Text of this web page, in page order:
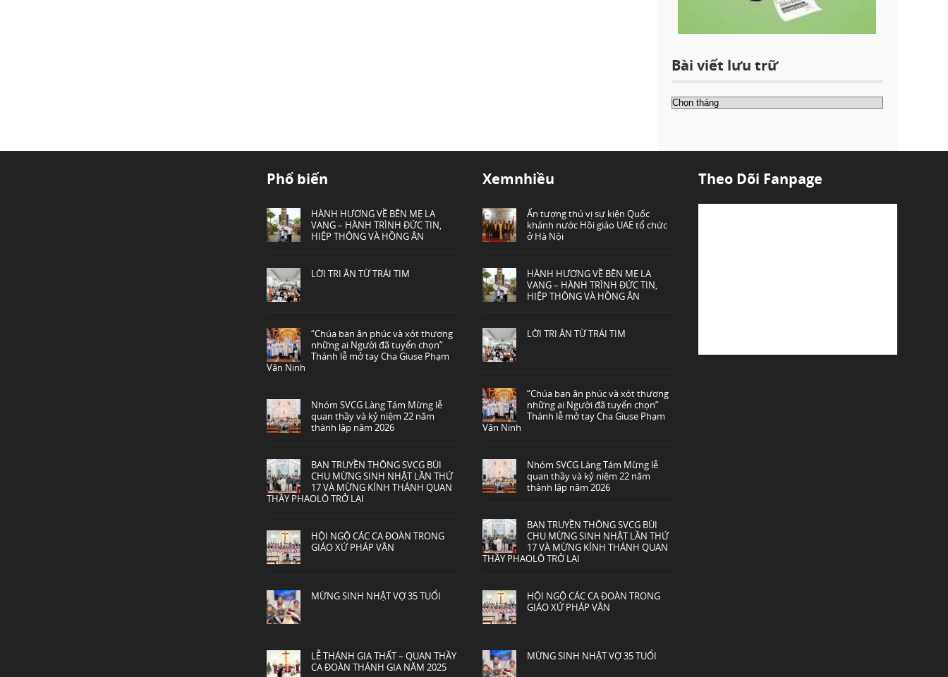
Bài viết lưu trữ
Phổ biến
HÀNH HƯƠNG VỀ BÊN MẸ LA
VANG – HÀNH TRÌNH ĐỨC TIN,
HIỆP THÔNG VÀ HỒNG ÂN
LỜI TRI ÂN TỪ TRÁI TIM
“Chúa ban ân phúc và xót thương
những ai Người đã tuyển chọn”
Thánh lễ mở tay Cha Giuse Phạm
Văn Ninh
Nhóm SVCG Làng Tám Mừng lễ
quan thầy và kỷ niệm 22 năm
thành lập năm 2026
BAN TRUYỀN THÔNG SVCG BÙI
CHU MỪNG SINH NHẬT LẦN THỨ
17 VÀ MỪNG KÍNH THÁNH QUAN
THẦY PHAOLÔ TRỞ LẠI
HỘI NGỘ CÁC CA ĐOÀN TRONG
GIÁO XỨ PHÁP VÂN
MỪNG SINH NHẬT VỢ 35 TUỔI
LỄ THÁNH GIA THẤT – QUAN THẦY
CA ĐOÀN THÁNH GIA NĂM 2025
Xemnhiều
Ấn tượng thú vị sự kiện Quốc
khánh nước Hồi giáo UAE tổ chức
ở Hà Nội
HÀNH HƯƠNG VỀ BÊN MẸ LA
VANG – HÀNH TRÌNH ĐỨC TIN,
HIỆP THÔNG VÀ HỒNG ÂN
LỜI TRI ÂN TỪ TRÁI TIM
“Chúa ban ân phúc và xót thương
những ai Người đã tuyển chọn”
Thánh lễ mở tay Cha Giuse Phạm
Văn Ninh
Nhóm SVCG Làng Tám Mừng lễ
quan thầy và kỷ niệm 22 năm
thành lập năm 2026
BAN TRUYỀN THÔNG SVCG BÙI
CHU MỪNG SINH NHẬT LẦN THỨ
17 VÀ MỪNG KÍNH THÁNH QUAN
THẦY PHAOLÔ TRỞ LẠI
HỘI NGỘ CÁC CA ĐOÀN TRONG
GIÁO XỨ PHÁP VÂN
MỪNG SINH NHẬT VỢ 35 TUỔI
Theo Dõi Fanpage